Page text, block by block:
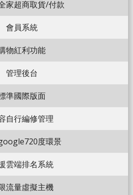
家超商取貨/付款
會員系統
物紅利功能
管理後台
準國際版面
自行編修管理
度環景
雲端排名系統
流量虛擬主機